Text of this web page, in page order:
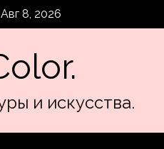
8, 2026
и искусства.